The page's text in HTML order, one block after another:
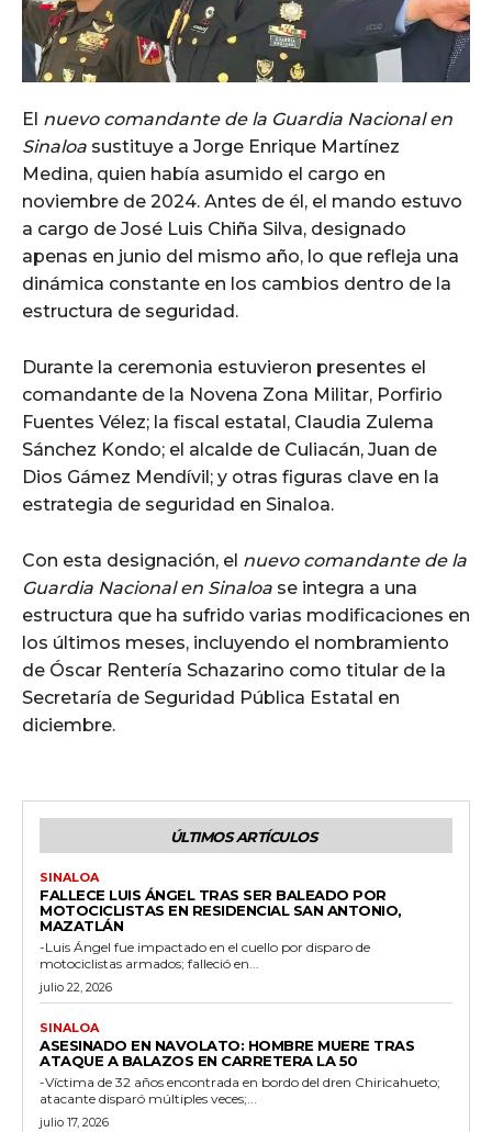
El nuevo comandante de la Guardia Nacional en
Sinaloa sustituye a Jorge Enrique Martínez
Medina, quien había asumido el cargo en
noviembre de 2024. Antes de él, el mando estuvo
a cargo de José Luis Chiña Silva, designado
apenas en junio del mismo año, lo que refleja una
dinámica constante en los cambios dentro de la
estructura de seguridad.
Durante la ceremonia estuvieron presentes el
comandante de la Novena Zona Militar, Porfirio
Fuentes Vélez; la fiscal estatal, Claudia Zulema
Sánchez Kondo; el alcalde de Culiacán, Juan de
Dios Gámez Mendívil; y otras figuras clave en la
estrategia de seguridad en Sinaloa.
Con esta designación, el nuevo comandante de la
Guardia Nacional en Sinaloa se integra a una
estructura que ha sufrido varias modificaciones en
los últimos meses, incluyendo el nombramiento
de Óscar Rentería Schazarino como titular de la
Secretaría de Seguridad Pública Estatal en
diciembre.
ÚLTIMOS ARTÍCULOS
SINALOA
FALLECE LUIS ÁNGEL TRAS SER BALEADO POR
MOTOCICLISTAS EN RESIDENCIAL SAN ANTONIO,
MAZATLÁN
-Luis Ángel fue impactado en el cuello por disparo de
motociclistas armados; falleció en...
julio 22, 2026
SINALOA
ASESINADO EN NAVOLATO: HOMBRE MUERE TRAS
ATAQUE A BALAZOS EN CARRETERA LA 50
-Víctima de 32 años encontrada en bordo del dren Chiricahueto;
atacante disparó múltiples veces;...
julio 17, 2026